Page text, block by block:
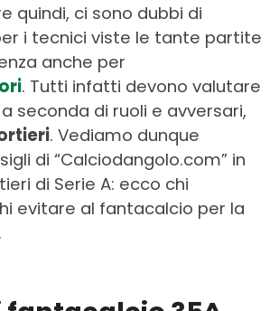
quindi, ci sono dubbi di
i tecnici viste le tante partite
anche per
. Tutti infatti devono valutare
seconda di ruoli e avversari,
. Vediamo dunque
di “Calciodangolo.com” in
di Serie A: ecco chi
evitare al fantacalcio per la